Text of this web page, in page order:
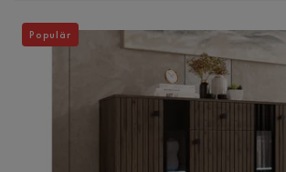
Populär